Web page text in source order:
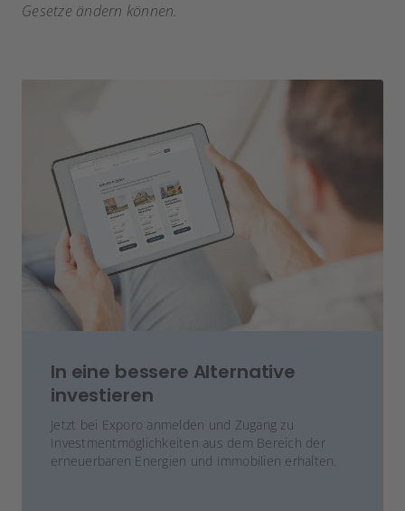
Gesetze ändern können.
In eine bessere Alternative
investieren
Jetzt bei Exporo anmelden und Zugang zu
Investmentmöglichkeiten aus dem Bereich der
erneuerbaren Energien und Immobilien erhalten.